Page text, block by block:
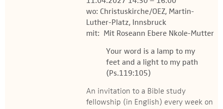
Kontakt
wo: Christuskirche/OEZ, Martin-
Luther-Platz, Innsbruck
mit: Mit Roseann Ebere Nkole-Mutter
Your word is a lamp to my
feet and a light to my path
(Ps.119:105)
An invitation to a Bible study
fellowship (in English) every week on